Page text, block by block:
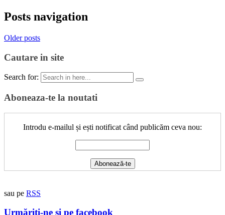
Posts navigation
Older posts
Cautare in site
Search for:
Aboneaza-te la noutati
Introdu e-mailul și ești notificat când publicăm ceva nou:
sau pe RSS
Urmăriți-ne și pe facebook